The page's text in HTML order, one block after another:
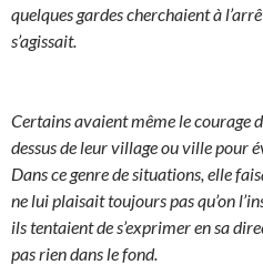
quelques gardes cherchaient à
s’agissait.
Certains avaient même le courage
dessus de leur village ou ville pour
Dans ce genre de situations, elle
ne lui plaisait toujours pas qu’on
ils tentaient de s’exprimer en sa
pas rien dans le fond.